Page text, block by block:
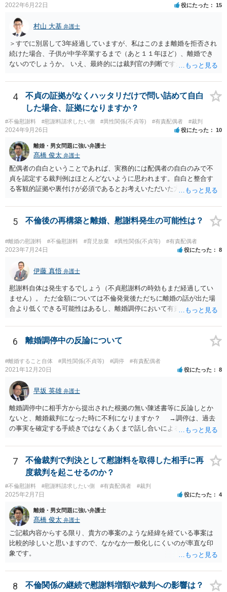
い場合は、実質的にご質問者様が住宅ローンをお支払になる必要が出
て、強制的にご自宅が売却されてしまう可能性があるからです。 可能
であれば、婚姻費用の額、親権を取得するために現時点でしておくべ
きこと等も含め、お近くの弁護士に直接相談して、アドバイス等を求
めることをお勧めします。
2022年6月22日 役にたった 15
村山 大基 弁護士
＞すでに別居して3年経過していますが、私はこのまま離婚を拒否され
続けた場合、子供が中学卒業するまで（あと１１年ほど）、離婚でき
ないのでしょうか。 いえ、最終的には裁判官の判断ですが、現時点で
に離婚できない、ということもないと思います。 すでに依頼されてい
るということですし、例えば離婚後の養育費額について譲歩するなど
離婚の条件含めて、考えておられる通り打診してみると良いと思いま
す。 また、調停で第三者を介して再度協議してみる、ということも考
えられます。
4
不貞の証拠がなくハッタリだけで問い詰めて自白
した場合、証拠になりますか？
#不倫慰謝料 #慰謝料請求したい側 #異性関係(不貞等) #有責配偶者 #裁判
2024年9月26日 役にたった 10
離婚・男女問題に強い弁護士
髙橋 俊太 弁護士
配偶者の自白ということであれば、実務的には配偶者の自白のみで不
貞を認定する裁判例はほとんどないように思われます。自白と整合す
る客観的証拠や裏付けが必須であるとお考えいただいた方がよいでし
5 不倫後の再構築と離婚、慰謝料発生の可能性は？
#離婚の慰謝料 #不倫慰謝料 #育児放棄 #異性関係(不貞等) #有責配偶者
2023年7月24日 役にたった 8
伊藤 真悟 弁護士
慰謝料自体は発生するでしょう（不貞慰謝料の時効もまだ経過してい
ません）。 ただ金額については不倫発覚後ただちに離婚の話が出た場
合より低くできる可能性はあるし、離婚調停において有責配偶者の主
主張は考えられます。 養育費なども含めて一度弁護士に相談すること
を勧めます。
6 離婚調停中の反論について
#離婚すること自体 #異性関係(不貞等) #調停 #有責配偶者
2021年12月20日 役にたった 8
早坂 英雄 弁護士
離婚調停中に相手方から提出された根拠の無い陳述書等に反論しとか
ないと、離婚裁判になった時に不利になりますか？ →調停は、過去
の事実を確定する手続きではなくあくまで話し合いによる合意を目指
りません（口頭での説明でも十分だと思います）。但し、調停委員が
反論の陳述書を提出するように求めているときは別です。 また、反
論しないからと言って直ちに離婚訴訟で不利になることはないと思い
ます（離婚訴訟では反論が必要になってくると思いますが、調停段階
からこちらの言い分や手の内を知らせることに余り意味はないように
思います。）。
7
不倫裁判で判決として慰謝料を取得した相手に再
度裁判を起こせるのか？
#不倫慰謝料 #慰謝料請求したい側 #有責配偶者 #裁判
2025年2月7日 役にたった 4
離婚・男女問題に強い弁護士
髙橋 俊太 弁護士
ご記載内容からする限り、貴方の事案のような経緯を経ている事案は
比較的珍しいと思いますので、なかなか一般化しにくいのが率直な印
象です。
8 不倫関係の継続で慰謝料増額や裁判への影響は？